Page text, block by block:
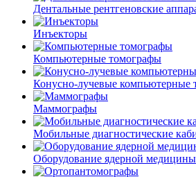
Дентальные рентгеновские
Инъекторы
Компьютерные томографы
Конусно-лучевые компьютерные
Маммографы
Мобильные диагностические
Оборудование ядерной медицины